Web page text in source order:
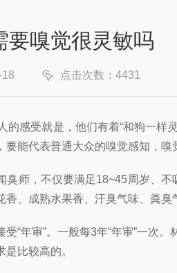
要嗅觉很灵敏吗
点击次数：4431
的感受就是，他们有着“和狗一
要能代表普通大众的嗅觉感知，
，不仅要满足18~45周岁、不
香、成熟水果香、汗臭气味、粪
年审”。一般每3年“年审”一次。
比较高的。